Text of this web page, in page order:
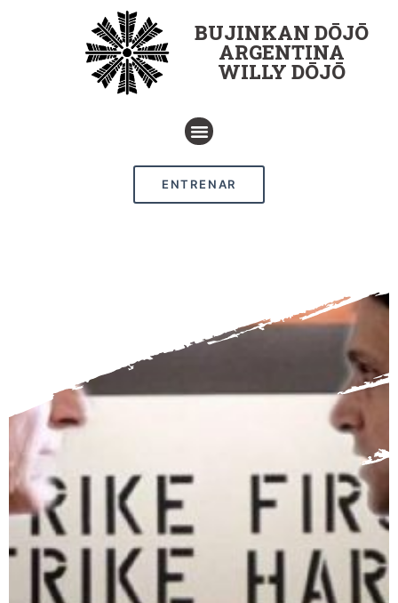
BUJINKAN DŌJŌ
ARGENTINA
WILLY DŌJŌ
ENTRENAR